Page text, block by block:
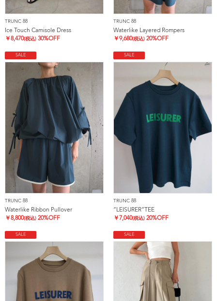
TRUNC 88
Ice Touch Camisole Dress
￥8,470(税込) 30%OFF
TRUNC 88
Waterlike Layered Rompers
￥9,680(税込) 20%OFF
SALE
TRUNC 88
Waterlike Ribbon Pullover
￥8,800(税込) 20%OFF
SALE
TRUNC 88
”LEISURER”TEE
￥ 7,040(税込) 20%OFF
SALE SALE